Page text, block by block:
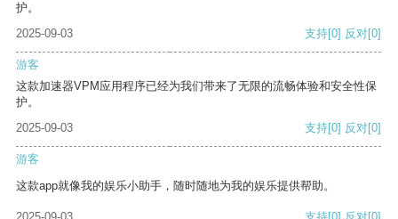
护。
2025-09-03
支持[0] 反对[0]
游客
这款加速器VPM应用程序已经为我们带来了无限的流畅体验和安全性保
护。
2025-09-03
支持[0] 反对[0]
游客
这款app就像我的娱乐小助手，随时随地为我的娱乐提供帮助。